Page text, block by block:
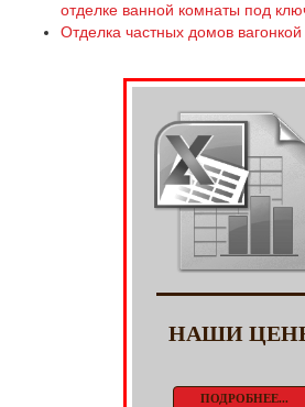
отделке ванной комнаты под
Отделка частных домов
НАШИ
ПОДРОБНЕЕ...